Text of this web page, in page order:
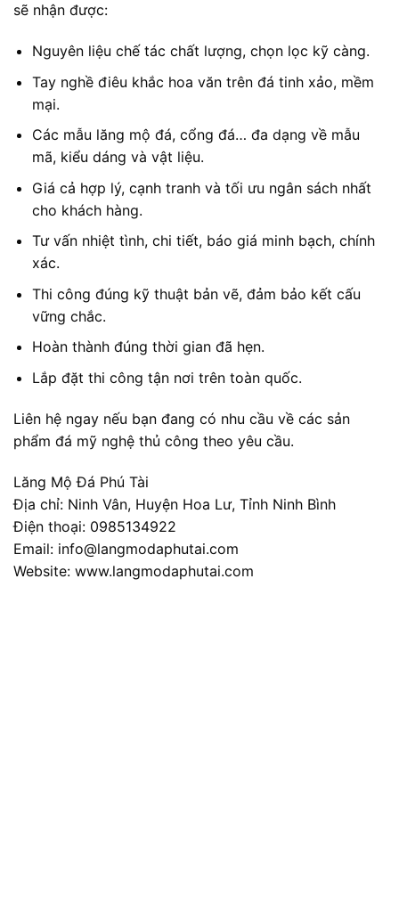
sẽ nhận được:
Nguyên liệu chế tác chất lượng, chọn lọc kỹ càng.
Tay nghề điêu khắc hoa văn trên đá tinh xảo, mềm
mại.
Các mẫu lăng mộ đá, cổng đá… đa dạng về mẫu
mã, kiểu dáng và vật liệu.
Giá cả hợp lý, cạnh tranh và tối ưu ngân sách nhất
cho khách hàng.
Tư vấn nhiệt tình, chi tiết, báo giá minh bạch, chính
xác.
Thi công đúng kỹ thuật bản vẽ, đảm bảo kết cấu
vững chắc.
Hoàn thành đúng thời gian đã hẹn.
Lắp đặt thi công tận nơi trên toàn quốc.
Liên hệ ngay nếu bạn đang có nhu cầu về các sản
phẩm đá mỹ nghệ thủ công theo yêu cầu.
Lăng Mộ Đá Phú Tài
Địa chỉ: Ninh Vân, Huyện Hoa Lư, Tỉnh Ninh Bình
Điện thoại: 0985134922
Email: info@langmodaphutai.com
Website: www.langmodaphutai.com